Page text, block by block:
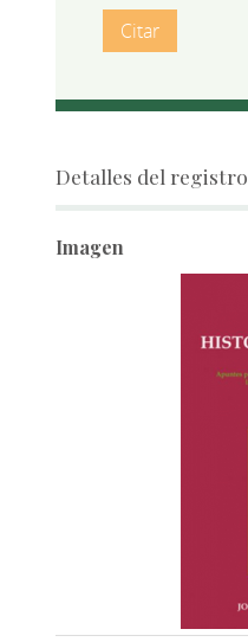
Citar
Detalles del registro
Imagen